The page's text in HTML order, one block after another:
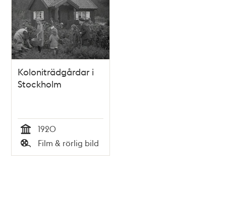
Koloniträdgårdar i
Stockholm
Tid
1920
Typ
Film & rörlig bild